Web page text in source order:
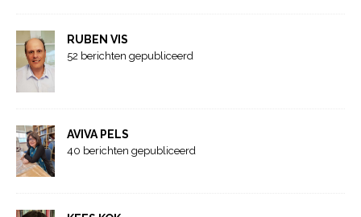
RUBEN VIS
52 berichten gepubliceerd
AVIVA PELS
40 berichten gepubliceerd